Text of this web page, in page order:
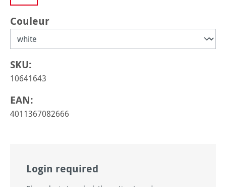
Sélectionnez
Couleur
SKU:
10641643
EAN:
4011367082666
Login required